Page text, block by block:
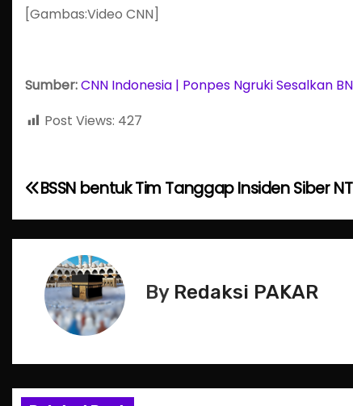
[Gambas:Video CNN]
Sumber:CNN Indonesia | Ponpes Ngruki Sesalkan
Post Views: 427
P
o
v
BSSN bentuk Tim Tanggap Insiden Siber
By Redaksi PAKAR